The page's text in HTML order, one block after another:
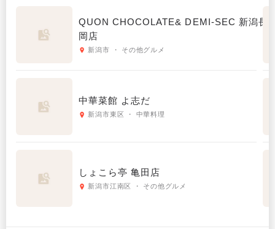
QUON CHOCOLATE& DEMI-SEC 新潟長
岡店
新潟市 ・ その他グルメ
中華菜館 よ志だ
新潟市東区 ・ 中華料理
しょこら亭 亀田店
新潟市江南区 ・ その他グルメ